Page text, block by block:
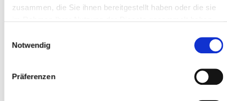
zusammen, die Sie ihnen bereitgestellt haben oder die sie
Notwendig
Präferenzen